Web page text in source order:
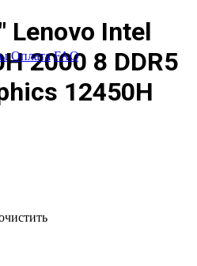
Оплата FAQ
Lenovo Intel
2000 8 DDR5
12450H